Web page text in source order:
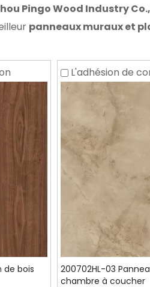
Pingo Wood Industry
panneaux muraux et
de bois
L'adhésion de
200702HL-03
chambre à coucher